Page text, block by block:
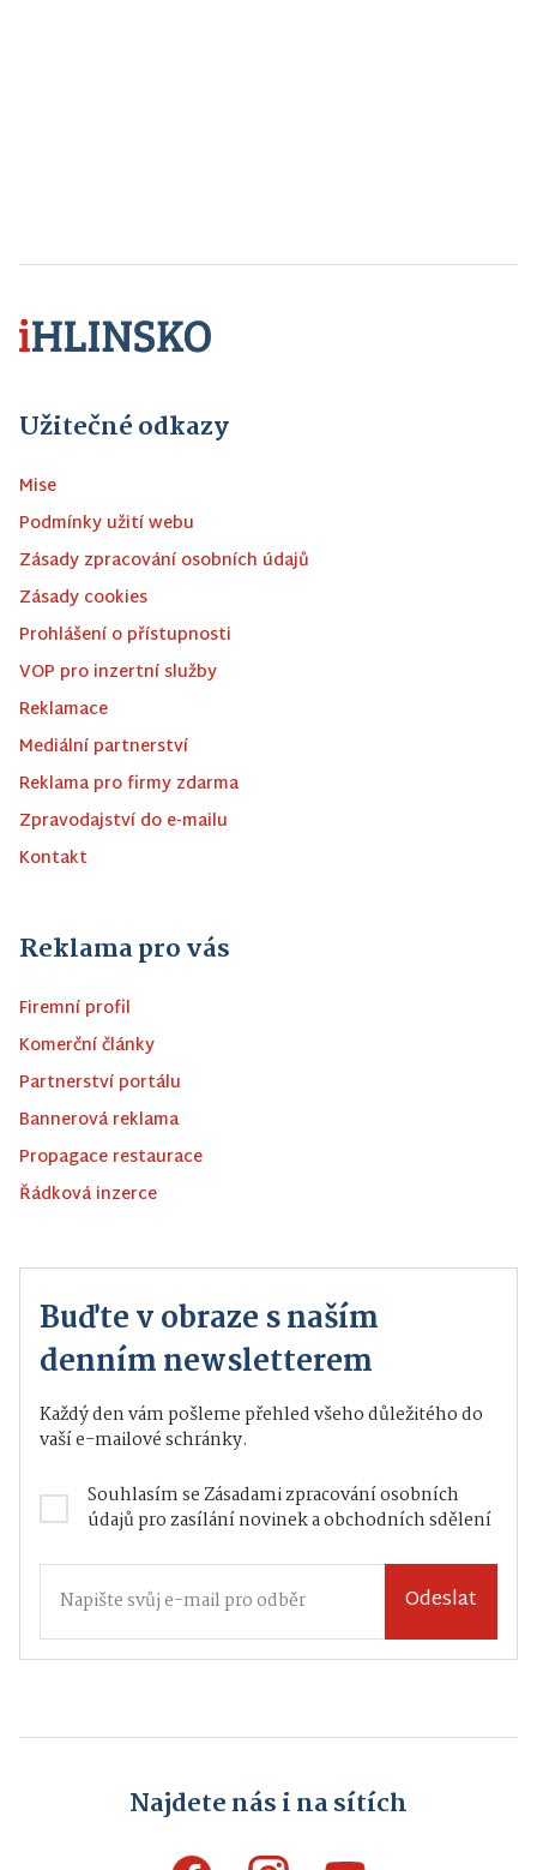
Užitečné odkazy
Mise
Podmínky užití webu
Zásady zpracování osobních údajů
Zásady cookies
Prohlášení o přístupnosti
VOP pro inzertní služby
Reklamace
Mediální partnerství
Reklama pro firmy zdarma
Zpravodajství do e-mailu
Kontakt
Reklama pro vás
Firemní profil
Komerční články
Partnerství portálu
Bannerová reklama
Propagace restaurace
Řádková inzerce
Buďte v obraze s naším
denním newsletterem
Každý den vám pošleme přehled všeho důležitého do
vaší e-mailové schránky.
Souhlasím seZásadami zpracování osobních
údajůpro zasílání novinek a obchodních sdělení
Odeslat
Najdete nás i na sítích